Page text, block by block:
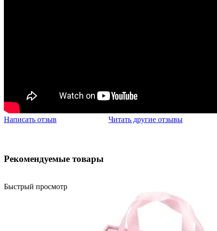
Написать отзыв Читать другие отзывы
Рекомендуемые товары
Быстрый просмотр